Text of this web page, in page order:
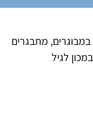
מתבגרים
לגיל